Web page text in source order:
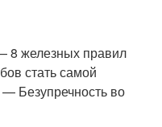
8 железных правил
стать самой
Безупречность во